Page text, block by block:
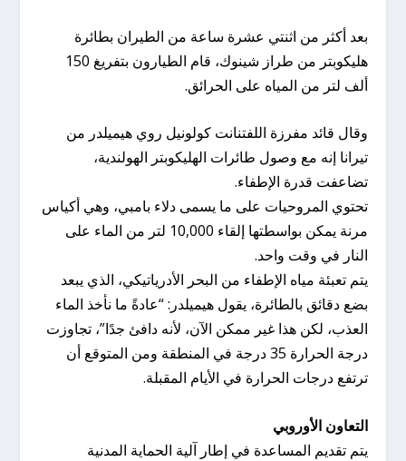
بعد أكثر من اثنتي عشرة ساعة من الطيران بطائرة
هليكوبتر من طراز شينوك، قام الطيارون بتفريغ 150
ألف لتر من المياه على الحرائق.
وقال قائد مفرزة اللفتنانت كولونيل روي هيميلدر من
تيرانا إنه مع وصول طائرات الهليكوبتر الهولندية،
تضاعفت قدرة الإطفاء.
تحتوي المروحيات على ما يسمى دلاء بامبي، وهي أكياس
مرنة يمكن بواسطتها إلقاء 10,000 لتر من الماء على
النار في وقت واحد.
يتم تعبئة مياه الإطفاء من البحر الأدرياتيكي، الذي يبعد
بضع دقائق بالطائرة، يقول هيميلدر: “عادةً ما نأخذ الماء
العذب، لكن هذا غير ممكن الآن، لأنه دافئ جدًا”، تجاوزت
درجة الحرارة 35 درجة في المنطقة ومن المتوقع أن
ترتفع درجات الحرارة في الأيام المقبلة.
التعاون الأوروبي
يتم تقديم المساعدة في إطار آلية الحماية المدنية